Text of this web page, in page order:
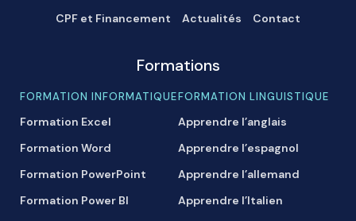
CPF et Financement
Actualités Contact
Formations
FORMATION INFORMATIQUE
Formation Excel
Formation Word
Formation PowerPoint
Formation Power BI
FORMATION LINGUISTIQUE
Apprendre l’anglais
Apprendre l’espagnol
Apprendre l’allemand
Apprendre l’Italien